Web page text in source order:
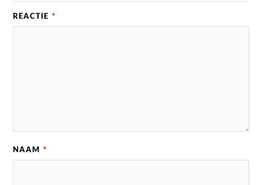
REACTIE *
NAAM *